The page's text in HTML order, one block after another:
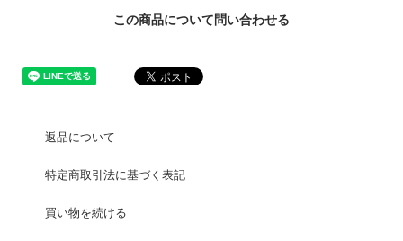
この商品について問い合わせる
返品について
特定商取引法に基づく表記
買い物を続ける